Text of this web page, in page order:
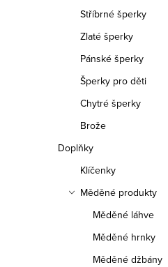
Stříbrné šperky
Zlaté šperky
Pánské šperky
Šperky pro děti
Chytré šperky
Brože
Doplňky
Klíčenky
Měděné produkty
Měděné láhve
Měděné hrnky
Měděné džbány